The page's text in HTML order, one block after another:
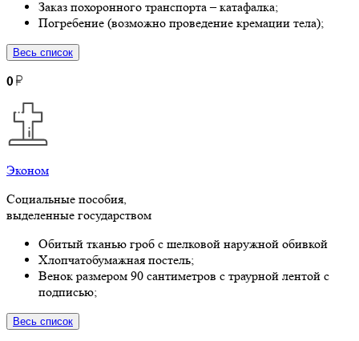
Заказ похоронного транспорта – катафалка;
Погребение (возможно проведение кремации тела);
Весь список
0
Эконом
Социальные пособия,
выделенные государством
Обитый тканью гроб с шелковой наружной обивкой
Хлопчатобумажная постель;
Венок размером 90 сантиметров с траурной лентой с
подписью;
Весь список